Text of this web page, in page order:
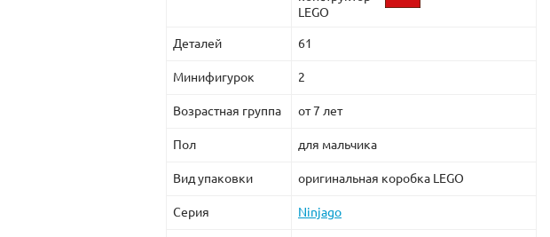
LEGO
Деталей 61
Минифигурок 2
Возрастная группа от 7 лет
Пол для мальчика
Вид упаковки оригинальная коробка LEGO
Серия Ninjago